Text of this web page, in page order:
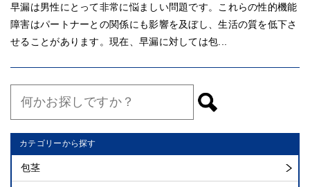
早漏は男性にとって非常に悩ましい問題です。これらの性的機能
障害はパートナーとの関係にも影響を及ぼし、生活の質を低下さ
せることがあります。現在、早漏に対しては包...
カテゴリーから探す
包茎